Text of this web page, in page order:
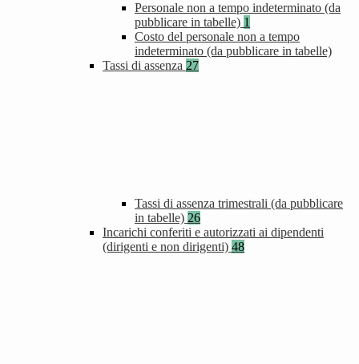
Personale non a tempo indeterminato (da
pubblicare in tabelle) 1
Costo del personale non a tempo
indeterminato (da pubblicare in tabelle)
Tassi di assenza 27
Tassi di assenza trimestrali (da pubblicare
in tabelle) 26
Incarichi conferiti e autorizzati ai dipendenti
(dirigenti e non dirigenti) 48